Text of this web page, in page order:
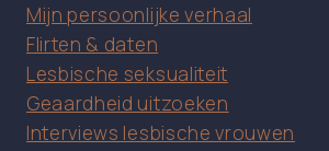
Mijn persoonlijke verhaal
Flirten & daten
Lesbische seksualiteit
Geaardheid uitzoeken
Interviews lesbische vrouwen